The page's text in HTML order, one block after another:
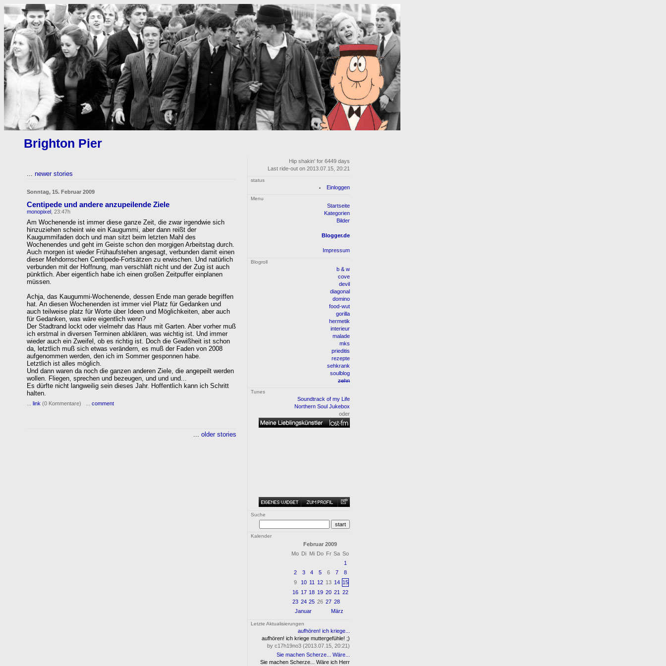
Brighton Pier
... newer stories
Sonntag, 15. Februar 2009
Centipede und andere anzupeilende Ziele
monopixel , 23:47h
Am Wochenende ist immer diese ganze Zeit, die zwar irgendwie sich
hinzuziehen scheint wie ein Kaugummi, aber dann reißt der
Kaugummifaden doch und man sitzt beim letzten Mahl des
Wochenendes und geht im Geiste schon den morgigen Arbeitstag durch.
Auch morgen ist wieder Frühaufstehen angesagt, verbunden damit einen
dieser Mehdornschen Centipede-Fortsätzen zu erwischen. Und natürlich
verbunden mit der Hoffnung, man verschläft nicht und der Zug ist auch
pünktlich. Aber eigentlich habe ich einen großen Zeitpuffer einplanen
müssen.
Achja, das Kaugummi-Wochenende, dessen Ende man gerade begriffen
hat. An diesen Wochenenden ist immer viel Platz für Gedanken und
auch teilweise platz für Worte über Ideen und Möglichkeiten, aber auch
für Gedanken, was wäre eigentlich wenn?
Der Stadtrand lockt oder vielmehr das Haus mit Garten. Aber vorher muß
ich erstmal in diversen Terminen abklären, was wichtig ist. Und immer
wieder auch ein Zweifel, ob es richtig ist. Doch die Gewißheit ist schon
da, letztlich muß sich etwas verändern, es muß der Faden von 2008
aufgenommen werden, den ich im Sommer gesponnen habe.
Letztlich ist alles möglich.
Und dann waren da noch die ganzen anderen Ziele, die angepeilt werden
wollen. Fliegen, sprechen und bezeugen, und und und...
Es dürfte nicht langweilig sein dieses Jahr. Hoffentlich kann ich Schritt
halten.
link (0 Kommentare) ... comment
... older stories
Hip shakin' for 6449 days
Last ride-out on 2013.07.15, 20:21
status
Einloggen
Menu
Startseite
Kategorien
Bilder
Blogger.de
Impressum
Blogroll
b & w
cove
devil
diagonal
domino
food-wut
gorilla
hermetik
interieur
malade
mks
prieditis
rezepte
sehkrank
soulblog
zehn
Tunes
Soundtrack of my Life
Northern Soul Jukebox
oder
Suche
Kalender
Februar 2009
Mo Di Mi Do Fr Sa So
1
2
3 4 5 6 7
8
9
10 11 12 13 14 15
16 17 18 19 20 21 22
23 24 25 26 27 28
Januar
März
Letzte Aktualisierungen
aufhören! ich kriege...
aufhören! ich kriege muttergefühle! ;)
by c17h19no3 (2013.07.15, 20:21)
Sie machen Scherze... Wäre...
Sie machen Scherze... Wäre ich Herr